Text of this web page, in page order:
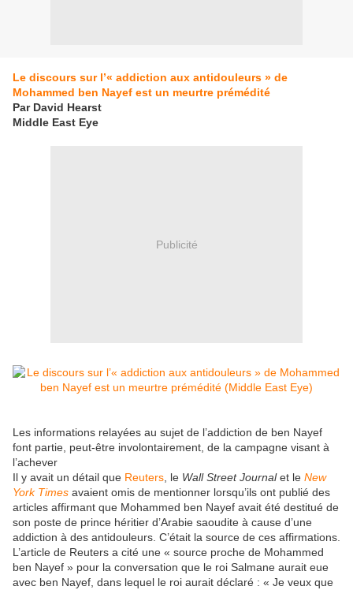
Le discours sur l’« addiction aux antidouleurs » de
Mohammed ben Nayef est un meurtre prémédité
Par David Hearst
Middle East Eye
Publicité
Les informations relayées au sujet de l’addiction de ben Nayef
font partie, peut-être involontairement, de la campagne visant à
l’achever
Il y avait un détail que Reuters , le Wall Street Journalet le New
York Times avaient omis de mentionner lorsqu’ils ont publié des
articles affirmant que Mohammed ben Nayef avait été destitué de
son poste de prince héritier d’Arabie saoudite à cause d’une
addiction à des antidouleurs. C’était la source de ces affirmations.
L’article de Reuters a cité une « source proche de Mohammed
ben Nayef » pour la conversation que le roi Salmane aurait eue
avec ben Nayef, dans lequel le roi aurait déclaré : « Je veux que